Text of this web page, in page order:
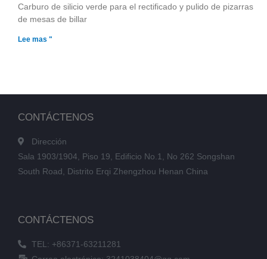
Carburo de silicio verde para el rectificado y pulido de pizarras
de mesas de billar
Lee mas "
CONTÁCTENOS
TEL: +86371-63211281
CONTÁCTENOS
Dirección
Sala 1903/1904, Piso 19, Edificio No.1, No 262 Songshan
South Road, Distrito Erqi Zhengzhou Henan China